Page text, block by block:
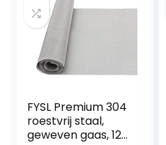
FYSL Premium 304
roestvrij staal,
geweven gaas, 120